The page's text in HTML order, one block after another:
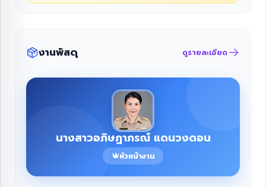
งานพัสดุ ดูรายละเอียด
นางสาวอภิษฏาภรณ์ แดนวงดอน
หัวหน้างาน